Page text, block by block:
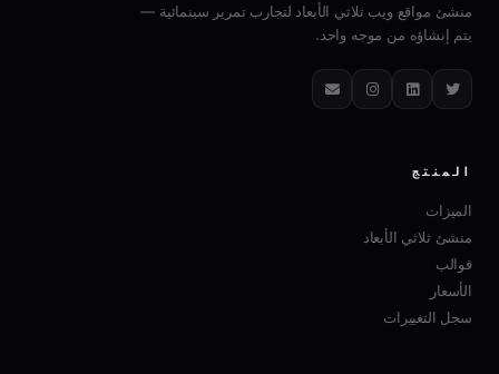
منشئ مواقع ويب ثلاثي الأبعاد لتجارب تمرير سينمائية —
يتم إنشاؤه من موجه واحد.
تويتر لينكدإنإنستغرامالبريد الإلكتروني
المنتج
الميزات
منشئ ثلاثي الأبعاد
قوالب
الأسعار
سجل التغييرات